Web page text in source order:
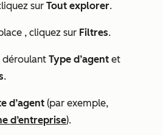
sur Tout explorer.
, cliquez sur Filtres.
déroulant Type d’agent et
.
d’agent (par exemple,
d’entreprise).